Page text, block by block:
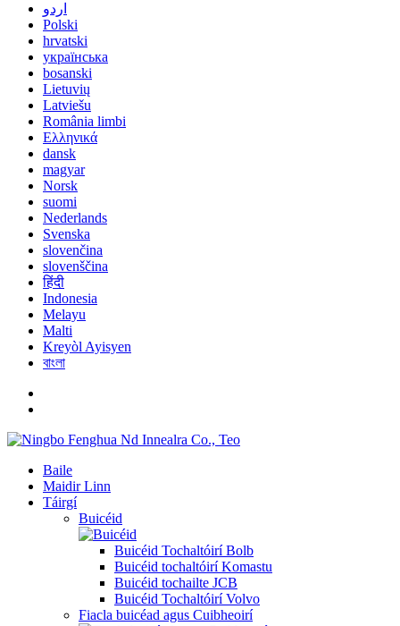
اردو
Polski
hrvatski
українська
bosanski
Lietuvių
Latviešu
România limbi
Ελληνικά
dansk
magyar
Norsk
suomi
Nederlands
Svenska
slovenčina
slovenščina
हिंदी
Indonesia
Melayu
Malti
Kreyòl Ayisyen
বাংলা
Baile
Maidir Linn
Táirgí
Buicéid
Buicéid Tochaltóirí Bolb
Buicéid tochaltóirí Komastu
Buicéid tochailte JCB
Buicéid Tochaltóirí Volvo
Fiacla buicéad agus Cuibheoirí